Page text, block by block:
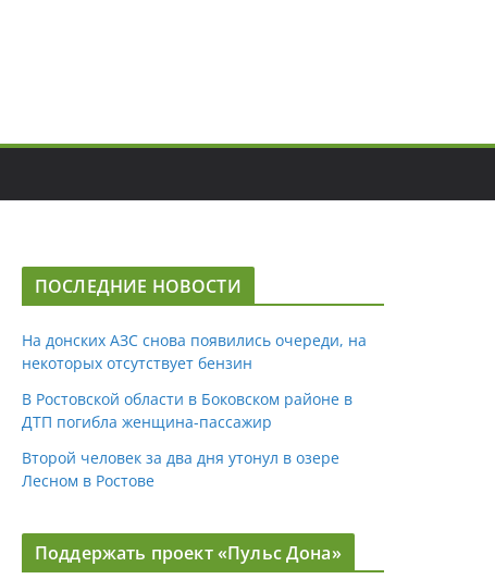
ПОСЛЕДНИЕ НОВОСТИ
На донских АЗС снова появились очереди, на
некоторых отсутствует бензин
В Ростовской области в Боковском районе в
ДТП погибла женщина-пассажир
Второй человек за два дня утонул в озере
Лесном в Ростове
Поддержать проект «Пульс Дона»